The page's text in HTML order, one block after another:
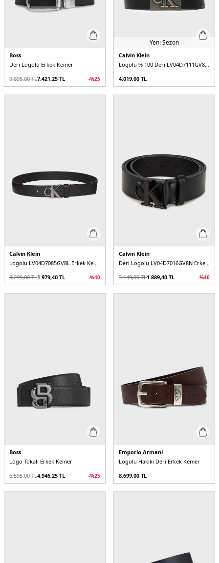
Boss
Deri Logolu Erkek Kemer
9.895,00TL7.421,25 TL -%25
Yeni Sezon
Calvin Klein
Logolu % 100 Deri LV04D7111GV8L Erkek Kemer
4.019,00 TL
Calvin Klein
Logolu LV04D7085GV8L Erkek Kemer
3.299,00TL1.979,40 TL -%40
Calvin Klein
Deri Logolu LV04D7016GV8N Erkek Kemer
3.149,00TL1.889,40 TL -%40
Boss
Logo Tokalı Erkek Kemer
6.595,00TL4.946,25 TL -%25
Emporio Armani
Logolu Hakiki Deri Erkek Kemer
8.699,00 TL